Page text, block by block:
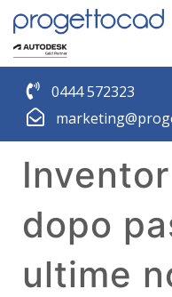
0444 572323
dopo
ultime